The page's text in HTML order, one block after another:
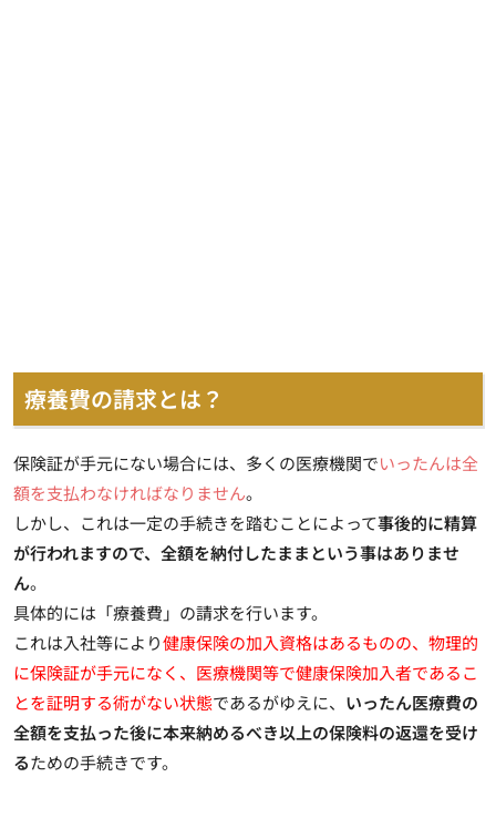
療養費の請求とは？
保険証が手元にない場合には、多くの医療機関でいったんは全
額を支払わなければなりません。
しかし、これは一定の手続きを踏むことによって事後的に精算
が行われますので、全額を納付したままという事はありませ
ん。
具体的には 「療養費」の請求を行います。
これは入社等により健康保険の加入資格はあるものの、物理的
に保険証が手元になく、医療機関等で健康保険加入者であるこ
とを証明する術がない状態であるがゆえに、 いったん医療費の
全額を支払った後に本来納めるべき以上の保険料の返還を受け
るための手続きです。